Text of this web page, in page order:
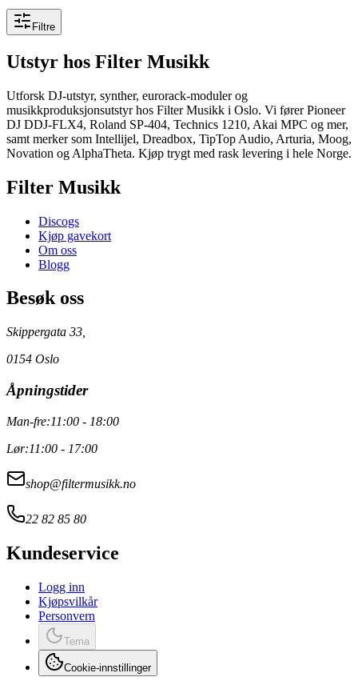
Filtre
Utstyr hos Filter Musikk
Utforsk DJ-utstyr, synther, eurorack-moduler og
musikkproduksjonsutstyr hos Filter Musikk i Oslo. Vi fører Pioneer
DJ DDJ-FLX4, Roland SP-404, Technics 1210, Akai MPC og mer,
samt merker som Intellijel, Dreadbox, TipTop Audio, Arturia, Moog,
Novation og AlphaTheta. Kjøp trygt med rask levering i hele Norge.
Filter Musikk
Discogs
Kjøp gavekort
Om oss
Blogg
Besøk oss
Skippergata 33,
0154 Oslo
Åpningstider
Man-fre:11:00 - 18:00
Lør:11:00 - 17:00
shop@filtermusikk.no
22 82 85 80
Kundeservice
Logg inn
Kjøpsvilkår
Personvern
Tema
Cookie-innstillinger